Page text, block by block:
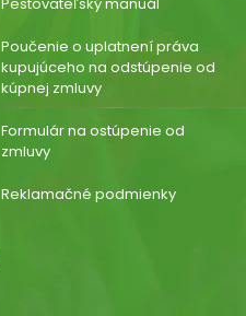
Poučenie o uplatnení práva
kupujúceho na odstúpenie od
kúpnej zmluvy
Formulár na ostúpenie od
zmluvy
Reklamačné podmienky